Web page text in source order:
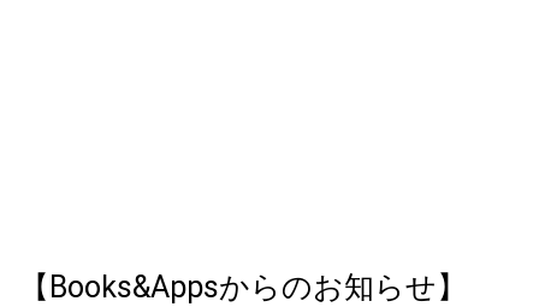
【Books&Appsからのお知らせ】